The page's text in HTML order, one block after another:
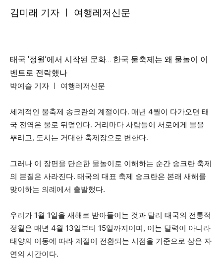
김미래 기자 ㅣ 여행레저신문
태국 ‘정월’에서 시작된 문화… 한국 물축제는 왜 물놀이 이
벤트로 전락했나
박예슬 기자 ㅣ 여행레저신문
세계적인 물축제 송크란의 계절이다. 매년 4월이 다가오면 태
국 전역은 물로 뒤덮인다. 거리마다 사람들이 서로에게 물을
뿌리고, 도시는 거대한 축제장으로 변한다.
그러나 이 장면을 단순한 물놀이로 이해하는 순간 송크란 축제
의 본질은 사라진다. 태국의 대표 축제 송크란은 본래 새해를
맞이하는 의례에서 출발했다.
우리가 1월 1일을 새해로 받아들이는 것과 달리 태국의 전통적
정월은 매년 4월 13일부터 15일까지이며, 이는 달력이 아니라
태양의 이동에 따라 계절이 전환되는 시점을 기준으로 삼은 자
연의 시간이다.